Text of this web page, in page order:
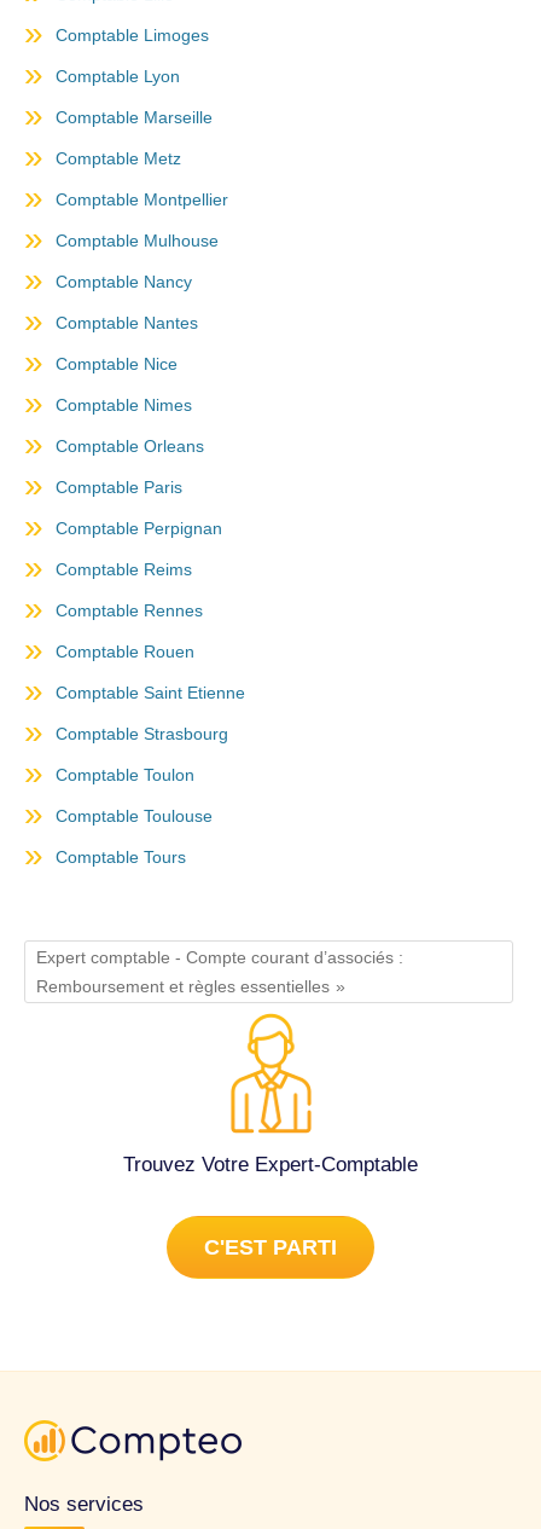
Comptable Limoges
Comptable Lyon
Comptable Marseille
Comptable Metz
Comptable Montpellier
Comptable Mulhouse
Comptable Nancy
Comptable Nantes
Comptable Nice
Comptable Nimes
Comptable Orleans
Comptable Paris
Comptable Perpignan
Comptable Reims
Comptable Rennes
Comptable Rouen
Comptable Saint Etienne
Comptable Strasbourg
Comptable Toulon
Comptable Toulouse
Comptable Tours
Expert comptable - Compte courant d’associés :
Remboursement et règles essentielles
Trouvez Votre Expert-Comptable
C'EST PARTI
Nos services